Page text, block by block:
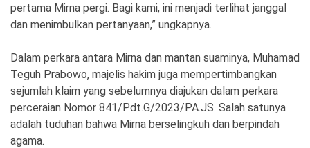
pertama Mirna pergi. Bagi kami, ini menjadi terlihat janggal
dan menimbulkan pertanyaan,” ungkapnya.
Dalam perkara antara Mirna dan mantan suaminya, Muhamad
Teguh Prabowo, majelis hakim juga mempertimbangkan
sejumlah klaim yang sebelumnya diajukan dalam perkara
perceraian Nomor 841/Pdt.G/2023/PA.JS. Salah satunya
adalah tuduhan bahwa Mirna berselingkuh dan berpindah
agama.